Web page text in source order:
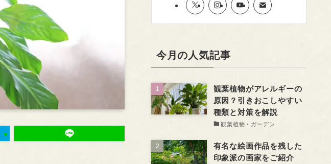
今月の人気記事
観葉植物がアレルギーの
原因？引きおこしやすい
種類と対策を解説
観葉植物・ガーデン
有名な絵画作品を残した
印象派の画家をご紹介